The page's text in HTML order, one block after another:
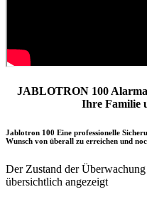
JABLOTRON 100
Ihre Familie
Jablotron 100 Eine professionelle
Wunsch von überall zu erreichen und
Der Zustand der
übersichtlich angezeigt